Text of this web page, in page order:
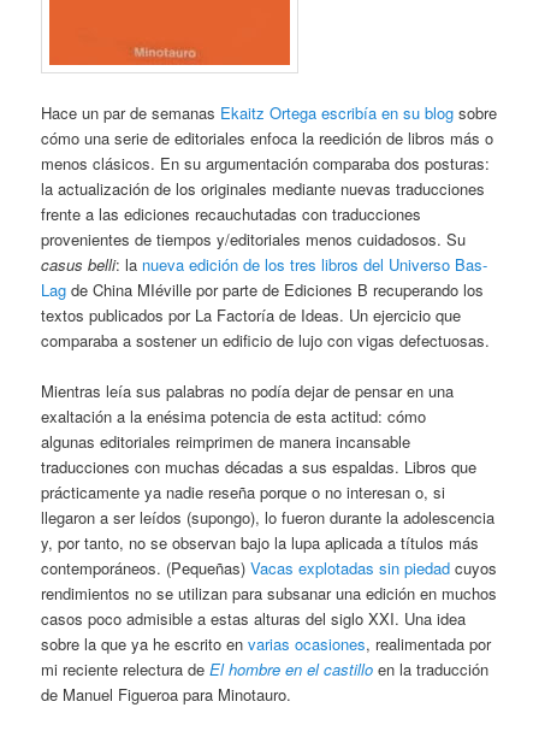
Hace un par de semanas Ekaitz Ortega escribía en su blog sobre
cómo una serie de editoriales enfoca la reedición de libros más o
menos clásicos. En su argumentación comparaba dos posturas:
la actualización de los originales mediante nuevas traducciones
frente a las ediciones recauchutadas con traducciones
provenientes de tiempos y/editoriales menos cuidadosos. Su
casus belli: la nueva edición de los tres libros del Universo Bas-
Lag de China MIéville por parte de Ediciones B recuperando los
textos publicados por La Factoría de Ideas. Un ejercicio que
comparaba a sostener un edificio de lujo con vigas defectuosas.
Mientras leía sus palabras no podía dejar de pensar en una
exaltación a la enésima potencia de esta actitud: cómo
algunas editoriales reimprimen de manera incansable
traducciones con muchas décadas a sus espaldas. Libros que
prácticamente ya nadie reseña porque o no interesan o, si
llegaron a ser leídos (supongo), lo fueron durante la adolescencia
y, por tanto, no se observan bajo la lupa aplicada a títulos más
contemporáneos. (Pequeñas)Vacas explotadas sin piedad cuyos
rendimientos no se utilizan para subsanar una edición en muchos
casos poco admisible a estas alturas del siglo XXI. Una idea
sobre la que ya he escrito envarias ocasiones, realimentada por
mi reciente relectura deEl hombre en el castillo en la traducción
de Manuel Figueroa para Minotauro.